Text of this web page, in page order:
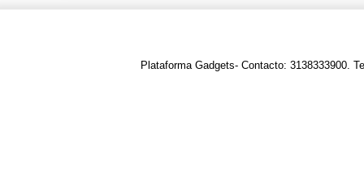
Plataforma Gadgets- Contacto: 3138333900.